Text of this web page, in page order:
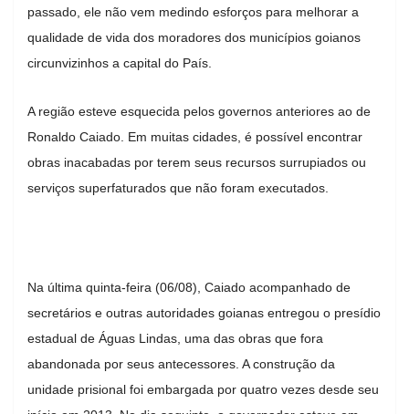
passado, ele não vem medindo esforços para melhorar a
qualidade de vida dos moradores dos municípios goianos
circunvizinhos a capital do País.
A região esteve esquecida pelos governos anteriores ao de
Ronaldo Caiado. Em muitas cidades, é possível encontrar
obras inacabadas por terem seus recursos surrupiados ou
serviços superfaturados que não foram executados.
Na última quinta-feira (06/08), Caiado acompanhado de
secretários e outras autoridades goianas entregou o presídio
estadual de Águas Lindas, uma das obras que fora
abandonada por seus antecessores. A construção da
unidade prisional foi embargada por quatro vezes desde seu